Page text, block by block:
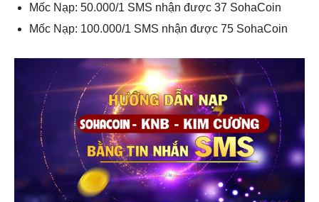
Mốc Nạp: 50.000/1 SMS nhận được 37 SohaCoin
Mốc Nạp: 100.000/1 SMS nhận được 75 SohaCoin